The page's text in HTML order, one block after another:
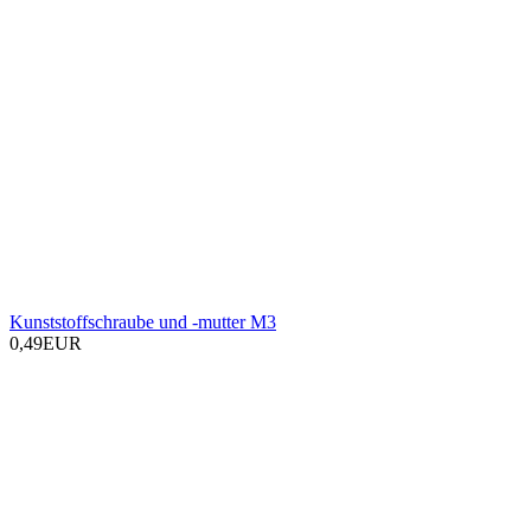
Kunststoffschraube und -mutter M3
0,49EUR